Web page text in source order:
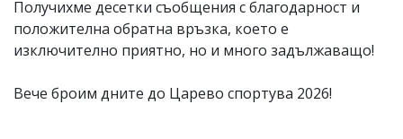
Получихме десетки съобщения с благодарност и
положителна обратна връзка, което е
изключително приятно, но и много задължаващо!
Вече броим дните до Царево спортува 2026!